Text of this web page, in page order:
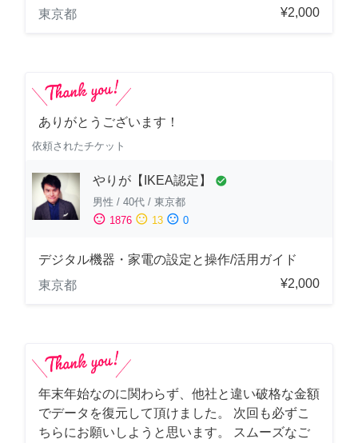
東京都 ¥2,000
ありがとうございます！
依頼されたチケット
やりが【IKEA認定】 check_circle
男性 / 40代 / 東京都
sentiment_satisfied 1876 sentiment_neutral 13 sentiment_dissatisfied 0
デジタル機器・家電の設定と操作/活用ガイド
東京都
¥2,000
年末年始なのに関わらず、他社と違い破格な金額
でデータを復元して頂けました。 次回も必ずこ
ちらにお願いしようと思います。 スムーズなご